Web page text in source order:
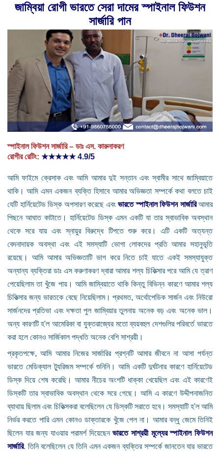
জাম্বিয়া রোগী ভারতে সেরা দামের স্পাইনাল ফিউশন
সার্জারি পান
স্পাইনাল ফিউশন সার্জারি – ডাঃ এস. কারুনাকরণ
রোগীর রেটিং: ★★★★★ 4.9/5
আমি ফাইমে ক্রেসাক এবং আমি আমার দুই সন্তান এবং স্বামীর সাথে জাম্বিয়াতে
থাকি। আমি এমন একজন ব্যক্তি হিসাবে আমার অভিজ্ঞতা সম্পর্কে কথা বলতে চাই
যেটি হার্নিয়েটেড ডিস্ক অপসারণ করেছে এবং ভারতে স্পাইনাল ফিউশন সার্জারিআমার
পিছনে আঘাত কাটাতে। হার্নিয়েটেড ডিস্ক এমন একটি যা তার স্বাভাবিক অবস্থান
থেকে সরে যায় এবং স্নায়ুর বিরুদ্ধে টিপতে শুরু করে। এটি একটি অত্যন্ত
বেদনাদায়ক অবস্থা এবং এই সমস্যাটি ভোগা লোকদের প্রতি আমার সহানুভূতি
রয়েছে। আমি আমার অভিজ্ঞতাটি ভাগ করে নিতে চাই যাতে একই সমস্যাযুক্ত
অন্যান্য ব্যক্তিরা ডাঃ এস করুণাকরণ দ্বারা আমার শল্য চিকিত্সার পরে আমি যে ত্রাণ
পেয়েছিলাম তা খুঁজে পায়। আমি জাম্বিয়াতে থাকি কিন্তু বিভিন্ন কারণে আমার শল্য
চিকিত্সার জন্য ভারতকে বেছে নিয়েছিলাম। প্রথমত, অর্থোপেডিক সার্জন এবং নিউরো
সার্জনদের প্রতিভা এবং দক্ষতা পুল জাম্বিয়ার তুলনায় অনেক বড় এবং অনেক ভাল।
অন্য কারণটি হ'ল আমেরিকা বা যুক্তরাজ্যের মতো ব্যয়বহুল দেশগুলির পরিবর্তে ভারতে
করা হলে কোনও সার্জিকাল পদ্ধতি অনেক বেশি সাশ্রয়ী।
প্রকৃতপক্ষে, আমি আমার নিজের সার্জারির প্রশ্নটি আমার জীবনে না আসা পর্যন্ত
ভারতে মেডিক্যাল ট্যুরিজম সম্পর্কে শুনিনি। আমি একটি দুর্ঘটনার কারণে হার্নিয়েটেড
ডিস্ক দিয়ে শেষ করেছি। আমার নীচের অংশটি ধাক্কা খেয়েছিল এবং এই কারণেই
ডিস্কটি তার স্বাভাবিক অবস্থান থেকে সরে গেছে। আমি এ কারণে উদ্দীপনাজনিত
ব্যাথায় ছিলাম এবং চিকিত্সকরা বলেছিলেন যে ডিস্কটি সরাতে হবে। সমস্যাটি হ'ল আমি
নির্ভর করতে পারি এমন কোনও ডাক্তারকে খুঁজে পেল না। আমার বন্ধু জেমে তিনিই
ছিলেন যার জন্য যাওয়ার পরামর্শ দিয়েছেনভারতে সাশ্রয়ী মূল্যের স্পাইনাল ফিউশন
সার্জারি. তিনি বলেছিলেন যে তিনি এমন একজন ব্যক্তির সম্পর্কে জানতেন যার ভারতে